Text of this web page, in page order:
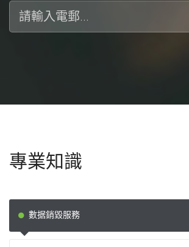
專業知識
數据銷毀服務